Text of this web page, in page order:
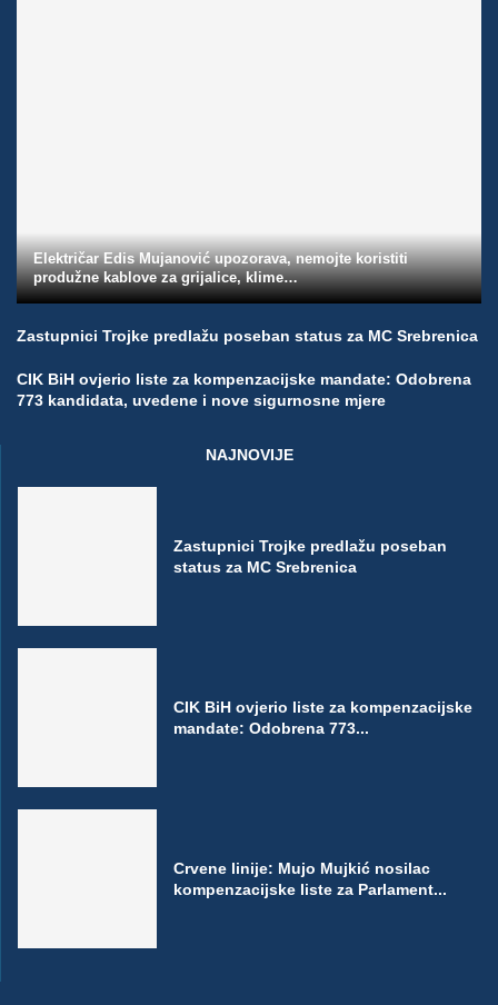
Električar Edis Mujanović upozorava, nemojte koristiti
produžne kablove za grijalice, klime…
Zastupnici Trojke predlažu poseban status za MC Srebrenica
CIK BiH ovjerio liste za kompenzacijske mandate: Odobrena
773 kandidata, uvedene i nove sigurnosne mjere
NAJNOVIJE
Zastupnici Trojke predlažu poseban
status za MC Srebrenica
CIK BiH ovjerio liste za kompenzacijske
mandate: Odobrena 773...
Crvene linije: Mujo Mujkić nosilac
kompenzacijske liste za Parlament...